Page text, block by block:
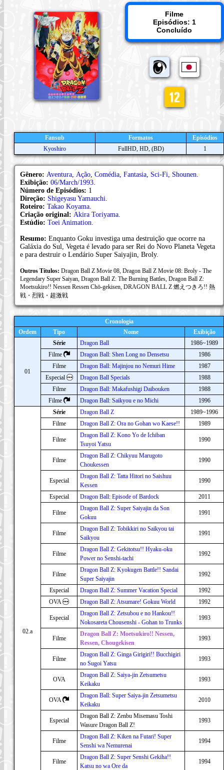
Filme
Episódios: 1
Concluído
Fansub Formatos
Episódios
Kyoshiro
FullHD, HD, (BD) 1
Gênero: Aventura Ação Comédia Fantasia Sci-Fi Shounen
Exibição: 06/March/1993
Número de Episódios: 1
Direção: Shigeyasu Yamauchi
Roteiro: Takao Koyama
Criação original: Akira Toriyama
Estúdio: Toei Animation
Resumo: Enquanto Goku investiga uma destruição que ocorre na
Galáxia do Sul, Vegeta é levado para ser Rei do Novo Planeta Vegeta
e para destruir o Lendário Super Saiyajin, Broly.
Outros Títulos: Dragon Ball Z Movie 08, Dragon Ball Z Movie 08: Broly - The
Legendary Super Saiyan, Dragon Ball Z: The Burning Battles, Dragon Ball Z:
Moetsukiro!! Nessen Ressen Chō-gekisen, DRAGON BALL Z 燃えつきろ!! 熱
戦・烈戦・超激戦
Cronologia
Ordem
Tipo Nome Exibição
01
Série Dragon Ball
1986~1989
Filme
Dragon Ball: Shen Long no Densetsu
1986
Filme
Dragon Ball: Majinjou no Nemuri Hime
1987
Especial
Dragon Ball Specials
1988
Filme
Dragon Ball: Makafushigi Daibouken
1988
Filme
Dragon Ball: Saikyou e no Michi 1996
02.a
Série Dragon Ball Z
1989~1996
Filme
Dragon Ball Z: Ora no Gohan wo Kaese!! 1989
Filme
Dragon Ball Z: Kono Yo de Ichiban
Tsuyoi Yatsu
1990
Filme
Dragon Ball Z: Chikyuu Marugoto
Choukessen
1990
Especial
Dragon Ball Z: Tatta Hitori no Saishuu
Kessen
1990
Especial Dragon Ball: Episode of Bardock 2011
Filme
Dragon Ball Z: Super Saiyajin da Son
Gokuu
1991
Filme
Dragon Ball Z: Tobikkiri no Saikyou tai
Saikyou
1991
Filme
Dragon Ball Z: Gekitotsu!! Hyaku-oku
Power no Senshi-tachi
1992
Filme
Dragon Ball Z: Kyokugen Battle!! Sandai
Super Saiyajin
1992
Especial Dragon Ball Z: Summer Vacation Special
1992
OVA
Dragon Ball Z: Atsumare! Gokuu World 1992
Especial
Dragon Ball Z: Zetsubou e no Hankou!!
Nokosareta Chousenshi - Gohan to Trunks
1993
Filme
Dragon Ball Z: Moetsukiro!! Nessen,
Ressen, Chougekisen
1993
Filme
Dragon Ball Z: Ginga Girigiri!! Bucchigiri
no Sugoi Yatsu
1993
OVA
Dragon Ball Z: Saiya-jin Zetsumetsu
Keikaku
1993
OVA
Dragon Ball: Super Saiya-jin Zetsumetsu
Keikaku
2010
Especial
Dragon Ball Z: Zenbu Misemasu Toshi
Wasure Dragon Ball Z!
1993
Filme
Dragon Ball Z: Kiken na Futari! Super
Senshi wa Nemurenai
1994
Filme
Dragon Ball Z: Super Senshi Gekiha!!
Katsu no wa Ore da
1994